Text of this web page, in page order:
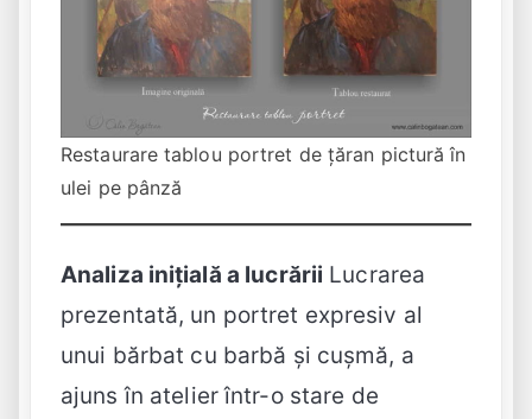
Restaurare tablou portret de țăran pictură în
ulei pe pânză
Analiza inițială a lucrării Lucrarea
prezentată, un portret expresiv al
unui bărbat cu barbă și cușmă, a
ajuns în atelier într-o stare de